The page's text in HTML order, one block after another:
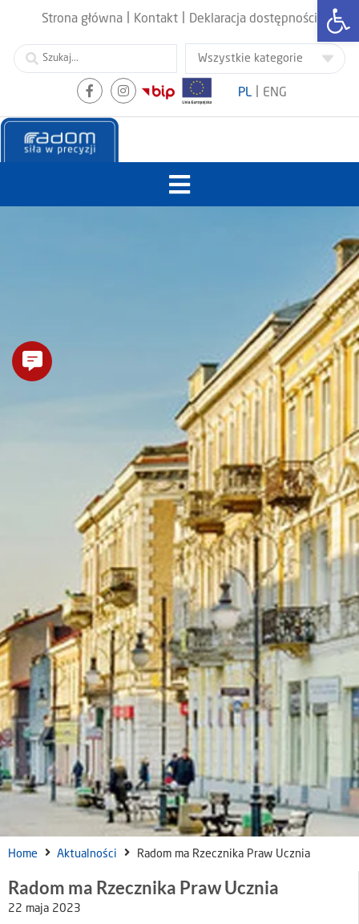
Strona główna Kontakt Deklaracja dostępności
PL ENG
Home Aktualności Radom ma Rzecznika Praw Ucznia
Radom ma Rzecznika Praw Ucznia
22 maja 2023